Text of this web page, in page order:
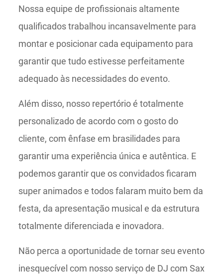
Nossa equipe de profissionais altamente
qualificados trabalhou incansavelmente para
montar e posicionar cada equipamento para
garantir que tudo estivesse perfeitamente
adequado às necessidades do evento.
Além disso, nosso repertório é totalmente
personalizado de acordo com o gosto do
cliente, com ênfase em brasilidades para
garantir uma experiência única e autêntica. E
podemos garantir que os convidados ficaram
super animados e todos falaram muito bem da
festa, da apresentação musical e da estrutura
totalmente diferenciada e inovadora.
Não perca a oportunidade de tornar seu evento
inesquecível com nosso serviço de DJ com Sax